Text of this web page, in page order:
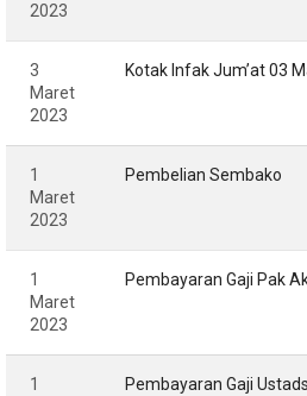
2023
3
Maret
2023
Kotak Infak Jum’at 03
1
Maret
2023
Pembelian Sembako
1
Maret
2023
Pembayaran Gaji Pak
1
Pembayaran Gaji